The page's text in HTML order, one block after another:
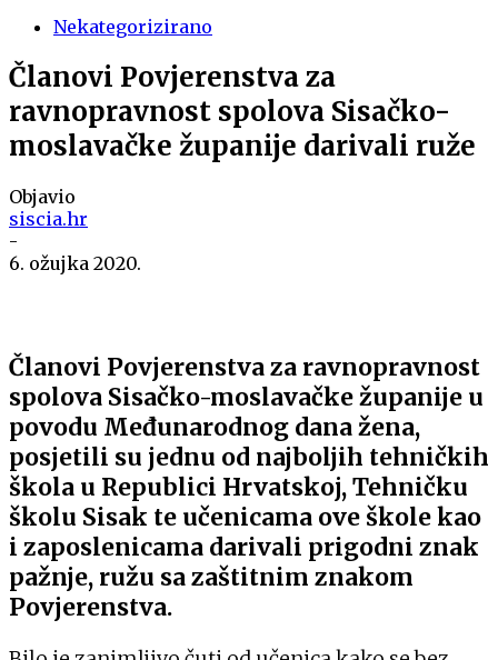
Nekategorizirano
Članovi Povjerenstva za
ravnopravnost spolova Sisačko-
moslavačke županije darivali ruže
Objavio
siscia.hr
-
6. ožujka 2020.
Članovi Povjerenstva za ravnopravnost
spolova Sisačko-moslavačke županije u
povodu Međunarodnog dana žena,
posjetili su jednu od najboljih tehničkih
škola u Republici Hrvatskoj, Tehničku
školu Sisak te učenicama ove škole kao
i zaposlenicama darivali prigodni znak
pažnje, ružu sa zaštitnim znakom
Povjerenstva.